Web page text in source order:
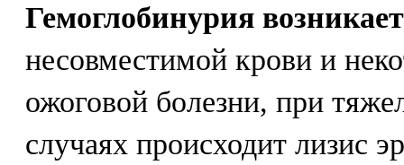
Гемоглобинурия возникает
несовместимой крови и
ожоговой болезни, при
случаях происходит лизис